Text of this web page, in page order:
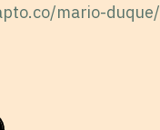
mario-duque/